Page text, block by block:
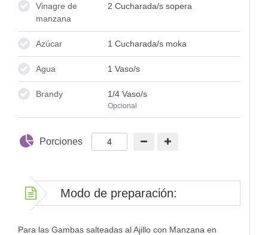
Vinagre de
manzana
2 Cucharada/s sopera
Azúcar 1 Cucharada/s moka
Agua 1 Vaso/s
Brandy 1/4Vaso/s
Opcional
Porciones
Modo de preparación:
Para las Gambas salteadas al Ajillo con Manzana en